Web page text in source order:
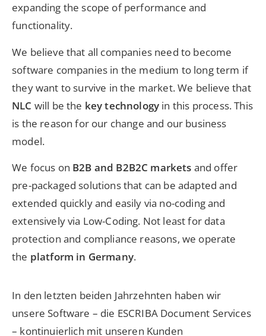
expanding the scope of performance and
functionality.
We believe that all companies need to become
software companies in the medium to long term if
they want to survive in the market. We believe that
NLC will be the key technology in this process. This
is the reason for our change and our business
model.
We focus on B2B and B2B2C markets and offer
pre-packaged solutions that can be adapted and
extended quickly and easily via no-coding and
extensively via Low-Coding. Not least for data
protection and compliance reasons, we operate
the platform in Germany.
In den letzten beiden Jahrzehnten haben wir
unsere Software – die ESCRIBA Document Services
– konti­nuier­lich mit unseren Kunden